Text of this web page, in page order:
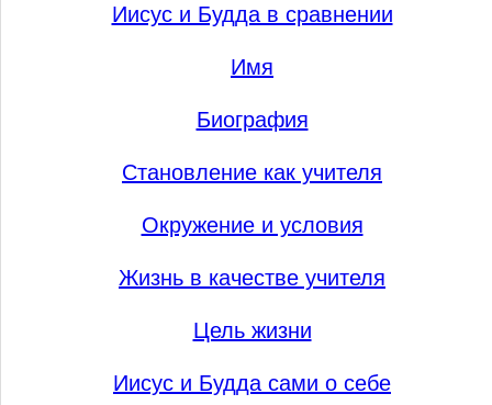
Иисус и Будда в сравнении
Имя
Биография
Становление как учителя
Окружение и условия
Жизнь в качестве учителя
Цель жизни
Иисус и Будда сами о себе